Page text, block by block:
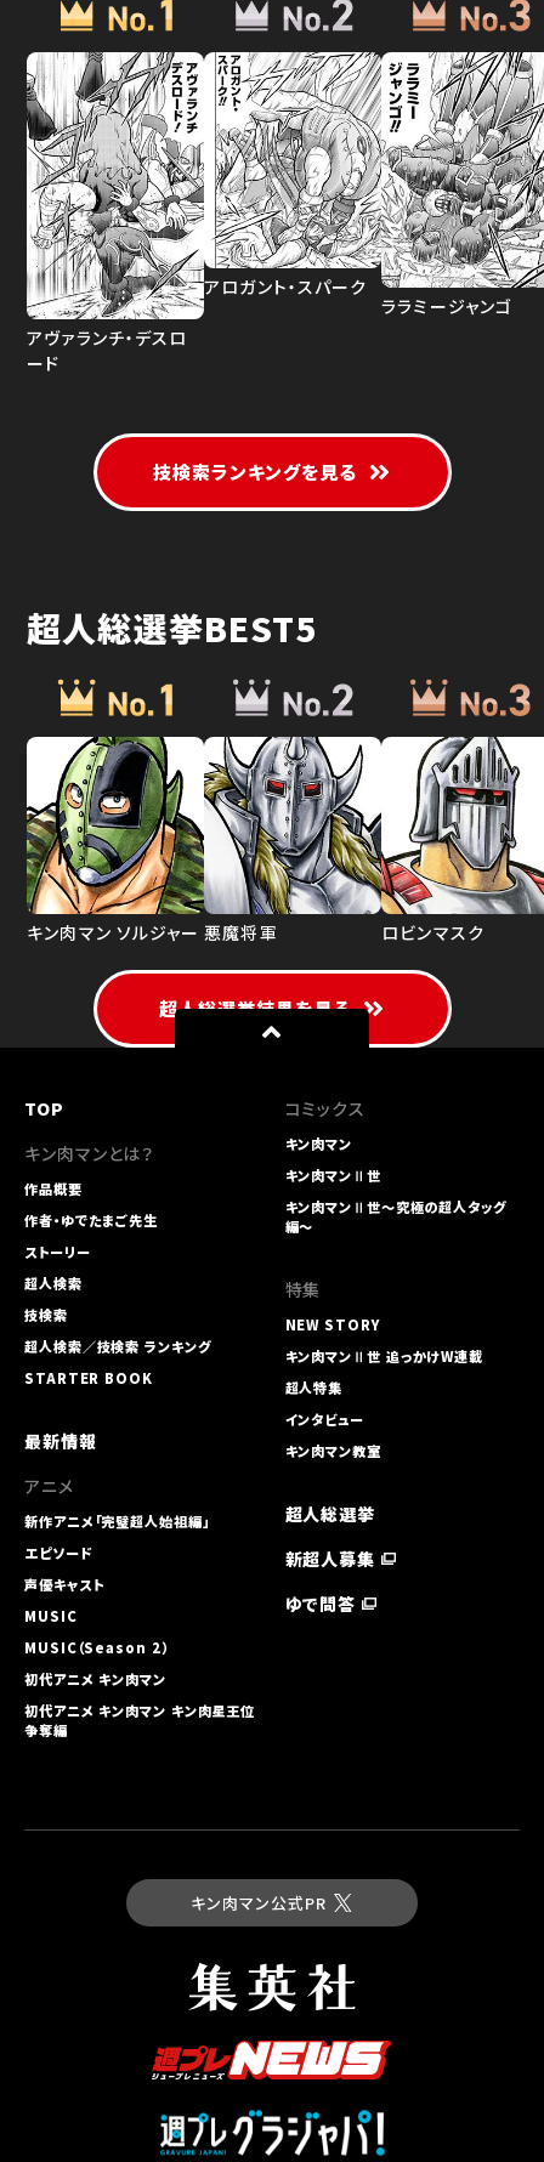
キン肉マン 第93巻
アヴァランチ・デスロ
ード
アロガント・スパーク
ララミージャンゴ
技検索ランキングを見る
超人総選挙BEST5
キン肉マン ソルジャー 悪魔将軍 ロビンマスク
超人総選挙結果を見る
TOP
キン肉マンとは？
作品概要
作者・ゆでたまご先生
ストーリー
超人検索
技検索
超人検索／技検索 ランキング
STARTER BOOK
最新情報
アニメ
新作アニメ「完璧超人始祖編」
エピソード
声優キャスト
MUSIC
MUSIC（Season 2）
初代アニメ キン⾁マン
初代アニメ キン⾁マン キン⾁星王位
争奪編
コミックス
キン肉マン
キン肉マンⅡ世
キン肉マンⅡ世～究極の超人タッグ
編～
特集
NEW STORY
キン肉マンⅡ世 追っかけW連載
超人特集
インタビュー
キン肉マン教室
超人総選挙
新超人募集
ゆで問答
キン肉マン公式PR